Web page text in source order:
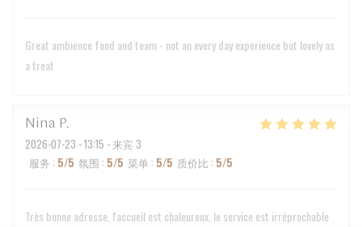
Great ambience food and team - not an every day experience but lovely as
a treat
Nina P
2026-07-23 - 13:15 - 来宾 3
服务 : 5/5 氛围 : 5/5 菜单 : 5/5 质价比 : 5/5
Très bonne adresse, l'accueil est chaleureux, le service est irréprochable